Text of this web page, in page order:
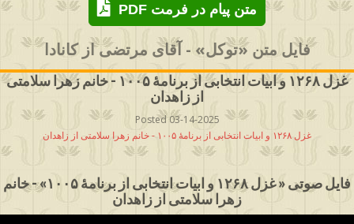
PDF متن پیام در فرمت
فایل متن «توکل» - آقای مرتضی از کانادا
غزل ۱۲۶۸ و ابیات انتخابی از برنامۀ ۱۰۰۵ - خانم زهرا سلامتی
از زاهدان
Posted 03-14-2025
غزل ۱۲۶۸ و ابیات انتخابی از برنامۀ ۱۰۰۵ - خانم زهرا سلامتی از زاهدان
فایل صوتی « غزل ۱۲۶۸ و ابیات انتخابی از برنامۀ ۱۰۰۵» - خانم
زهرا سلامتی از زاهدان